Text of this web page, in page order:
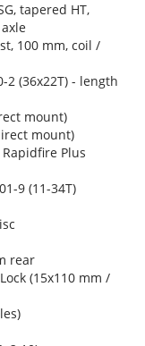
tapered HT,
100 mm, coil /
2 (36x22T) - length
mount)
mount)
Plus
9 (11-34T)
rear
(15x110 mm /